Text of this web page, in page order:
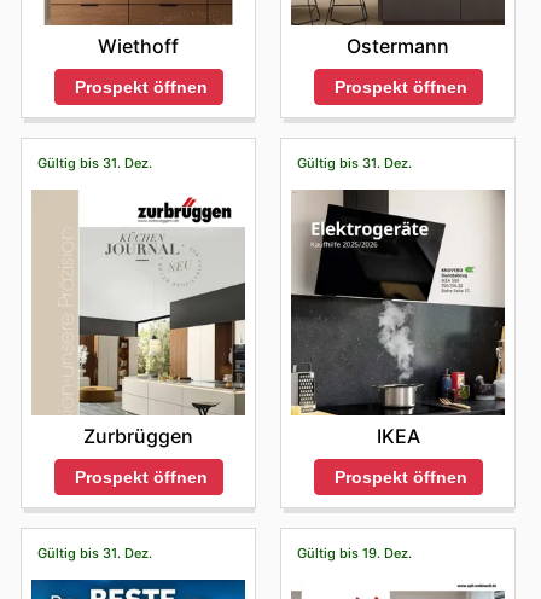
Wiethoff
Prospekt öffnen
Ostermann
Prospekt öffnen
Gültig bis 31. Dez.
Zurbrüggen
Prospekt öffnen
Gültig bis 31. Dez.
IKEA
Prospekt öffnen
Gültig bis 31. Dez. Gültig bis 19. Dez.